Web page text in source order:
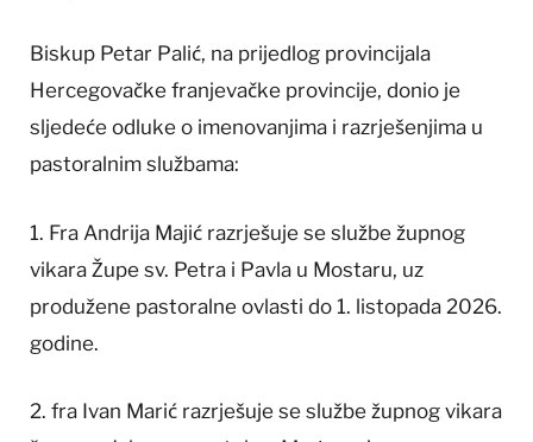
Biskup Petar Palić, na prijedlog provincijala
Hercegovačke franjevačke provincije, donio je
sljedeće odluke o imenovanjima i razrješenjima u
pastoralnim službama:
1. Fra Andrija Majić razrješuje se službe župnog
vikara Župe sv. Petra i Pavla u Mostaru, uz
produžene pastoralne ovlasti do 1. listopada 2026.
godine.
2. fra Ivan Marić razrješuje se službe župnog vikara